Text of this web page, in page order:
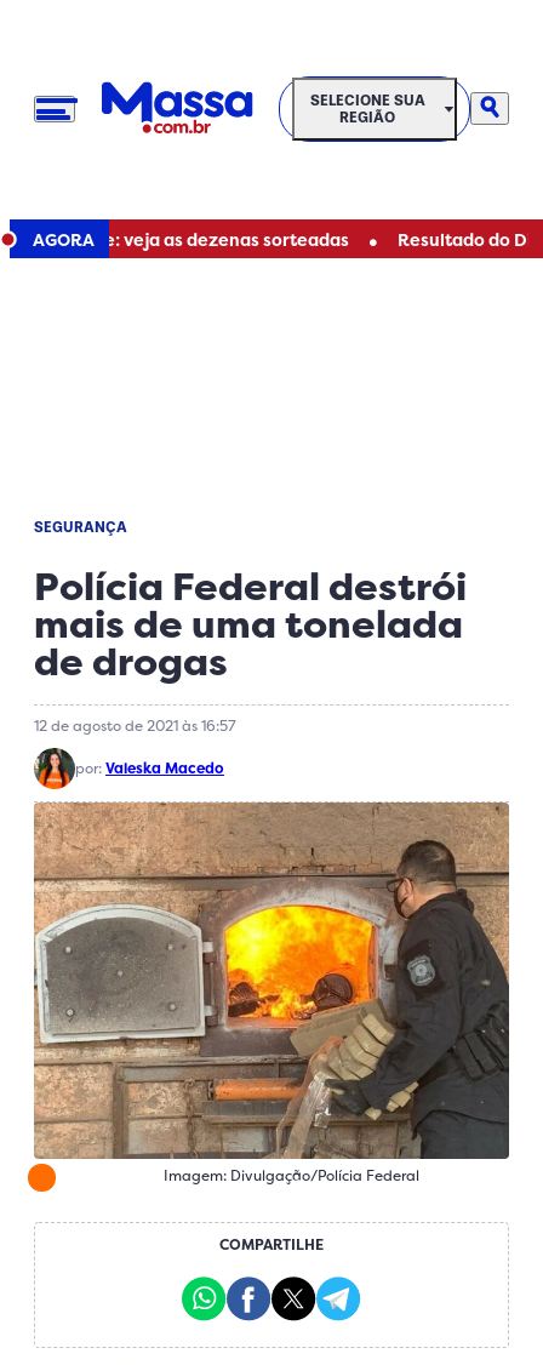
SELECIONE SUA REGIÃO
SELECIONE SUA
REGIÃO
AGORA
de hoje: veja as dezenas sorteadas • Resultado do Dia
SEGURANÇA
Polícia Federal destrói
mais de uma tonelada
de drogas
12 de agosto de 2021 às 16:57
por:Valeska Macedo
Imagem: Divulgação/Polícia Federal
COMPARTILHE